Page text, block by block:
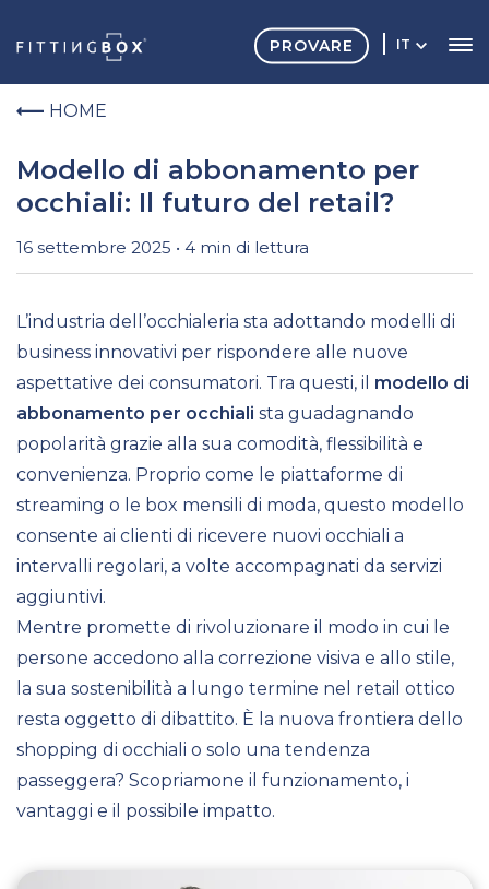
IT
PROVARE
HOME
Modello di abbonamento per
occhiali: Il futuro del retail?
16 settembre 2025 • 4 min di lettura
L’industria dell’occhialeria sta adottando modelli di
business innovativi per rispondere alle nuove
aspettative dei consumatori. Tra questi, il modello di
abbonamento per occhiali sta guadagnando
popolarità grazie alla sua comodità, flessibilità e
convenienza. Proprio come le piattaforme di
streaming o le box mensili di moda, questo modello
consente ai clienti di ricevere nuovi occhiali a
intervalli regolari, a volte accompagnati da servizi
aggiuntivi.
Mentre promette di rivoluzionare il modo in cui le
persone accedono alla correzione visiva e allo stile,
la sua sostenibilità a lungo termine nel retail ottico
resta oggetto di dibattito. È la nuova frontiera dello
shopping di occhiali o solo una tendenza
passeggera? Scopriamone il funzionamento, i
vantaggi e il possibile impatto.